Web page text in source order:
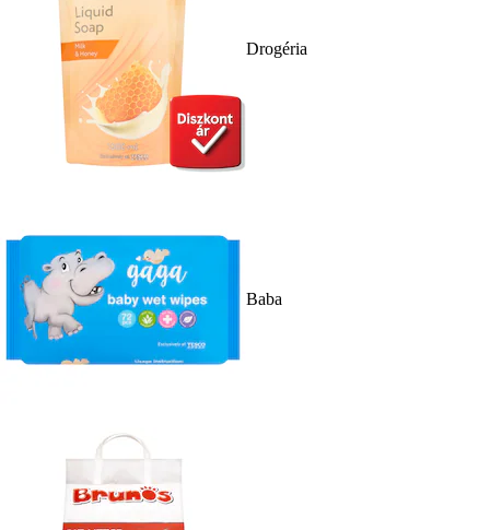
Drogéria
Baba